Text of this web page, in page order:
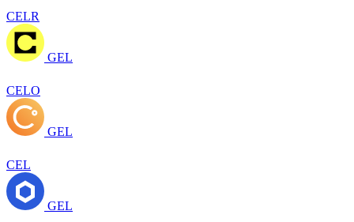
CELR
GEL
CELO
GEL
CEL
GEL